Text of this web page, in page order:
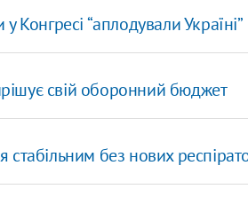
“аплодували Україні”
свій оборонний бюджет
без нових